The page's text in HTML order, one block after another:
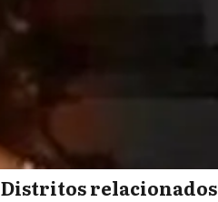
Distritos relacionados